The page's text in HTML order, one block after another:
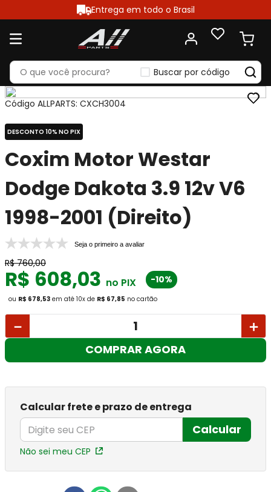
Entrega em todo o Brasil
Buscar por código
Código ALLPARTS: CXCH3004
DESCONTO 10% NO PIX
Coxim Motor Westar
Dodge Dakota 3.9 12v V6
1998-2001 (Direito)
Seja o primeiro a avaliar
R$ 760,00
R$ 608,03 no PIX -10%
ou R$ 678,53 em até 10x de R$ 67,85 no cartão
＋
－
COMPRAR AGORA
Calcular frete e prazo de entrega
Calcular
Não sei meu CEP